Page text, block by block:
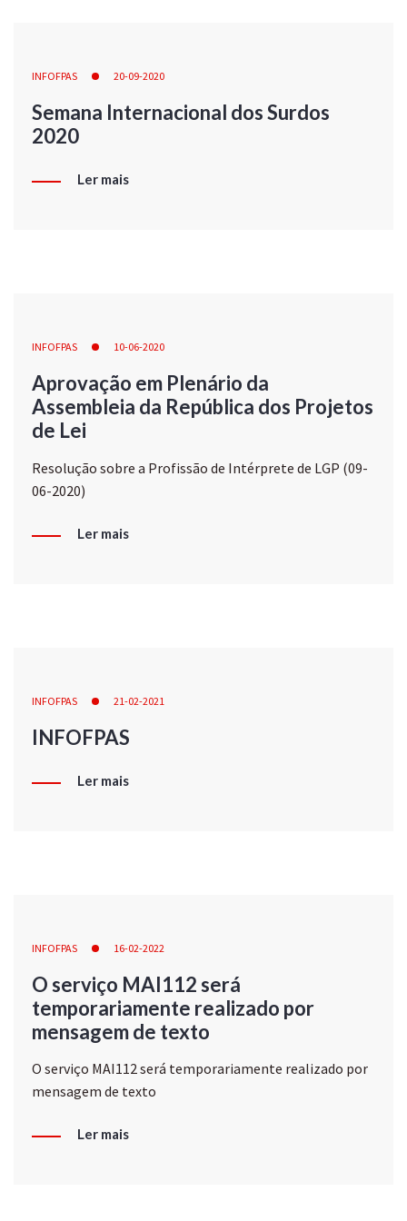
INFOFPAS 20-09-2020
Semana Internacional dos Surdos
2020
Ler mais
INFOFPAS 10-06-2020
Aprovação em Plenário da
Assembleia da República dos Projetos
de Lei
Resolução sobre a Profissão de Intérprete de LGP (09-
06-2020)
Ler mais
INFOFPAS 21-02-2021
INFOFPAS
Ler mais
INFOFPAS 16-02-2022
O serviço MAI112 será
temporariamente realizado por
mensagem de texto
O serviço MAI112 será temporariamente realizado por
mensagem de texto
Ler mais